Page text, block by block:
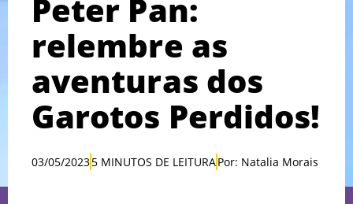
Peter Pan:
relembre as
aventuras dos
Garotos Perdidos!
03/05/20235 MINUTOS DE LEITURAPor: Natalia Morais